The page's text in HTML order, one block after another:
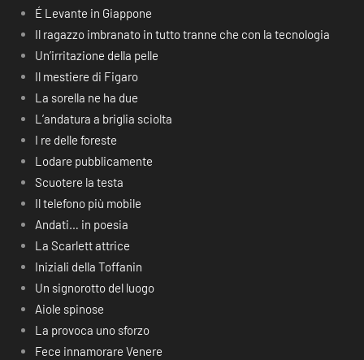
É Levante in Giappone
Il ragazzo imbranato in tutto tranne che con la tecnologia
Un’irritazione della pelle
Il mestiere di Figaro
La sorella ne ha due
L’andatura a briglia sciolta
I re delle foreste
Lodare pubblicamente
Scuotere la testa
Il telefono più mobile
Andati… in poesia
La Scarlett attrice
Iniziali della Toffanin
Un signorotto del luogo
Aiole spinose
La provoca uno sforzo
Fece innamorare Venere